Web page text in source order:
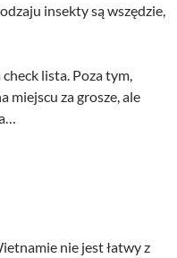
insekty są wszędzie,
lista. Poza tym,
miejscu za grosze, ale
nie jest łatwy z